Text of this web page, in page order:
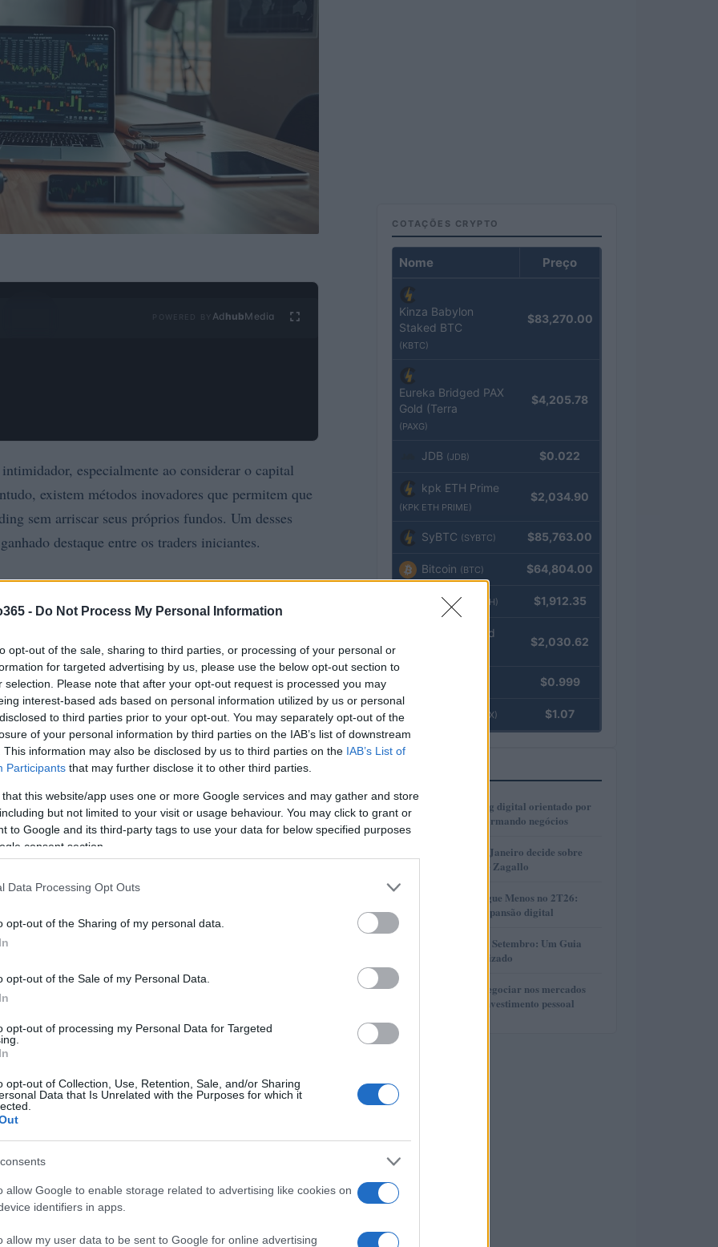
- Do Not Process My Personal Information
opt-out of the sale, sharing to third parties, or processing of your personal or
for targeted advertising by us, please use the below opt-out section to
selection. Please note that after your opt-out request is processed you may
interest-based ads based on personal information utilized by us or personal
to third parties prior to your opt-out. You may separately opt-out of the
of your personal information by third parties on the IAB’s list of downstream
This information may also be disclosed by us to third parties on the IAB’s List of
Participants that may further disclose it to other third parties.
that this website/app uses one or more Google services and may gather and store
but not limited to your visit or usage behaviour. You may click to grant or
to Google and its third-party tags to use your data for below specified purposes
consent section.
Data Processing Opt Outs
opt-out of the Sharing of my personal data.
opt-out of the Sale of my Personal Data.
opt-out of processing my Personal Data for Targeted
opt-out of Collection, Use, Retention, Sale, and/or Sharing
Data that Is Unrelated with the Purposes for which it
allow Google to enable storage related to advertising like cookies on
identifiers in apps.
allow my user data to be sent to Google for online advertising
Ad hubMedia
especialmente ao considerar o capital
existem métodos inovadores que permitem que
sem arriscar seus próprios fundos. Um desses
destaque entre os traders iniciantes.
por uma empresa que utiliza seu próprio
em vez de negociar em nome de
única para traders que desejam aprender sobre
As empresas de trading proprietário
necessários, incluindo tecnologia e suporte em
entre o trader e a empresa. Os traders
financiada pela empresa, permitindo-lhes
capital. Em contrapartida, as empresas costumam
Este modelo não só incentiva os traders a
proporciona uma valiosa
COTAÇÕES CRYPTO
Nome Preço
Kinza Babylon
Staked BTC
(KBTC)
$83,270.00
Eureka Bridged PAX
Gold (Terra
(PAXG)
$4,205.78
JDB (JDB) $0.022
kpk ETH Prime
(KPK ETH PRIME)
$2,034.90
SyBTC (SYBTC) $85,763.00
Bitcoin (BTC) $64,804.00
Ethereum (ETH) $1,912.35
kpk ETH Yield
$2,030.62
$0.999
(USDEX) $1.07
1
Como o marketing digital orientado por
dados está transformando negócios
2
Justiça do Rio de Janeiro decide sobre
divisão de bens de Zagallo
3
Resultados da Pague Menos no 2T26:
lucro, receita e expansão digital
Taxas de CDB em Setembro: Um Guia
Completo e Atualizado
5
Descubra como negociar nos mercados
financeiros sem investimento pessoal